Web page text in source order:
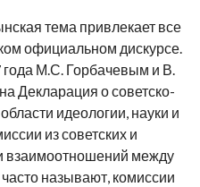
тема привлекает все
официальном дискурсе.
года М.С. Горбачевым и В.
Декларация о советско-
идеологии, науки и
из советских и
взаимоотношений между
называют, комиссии